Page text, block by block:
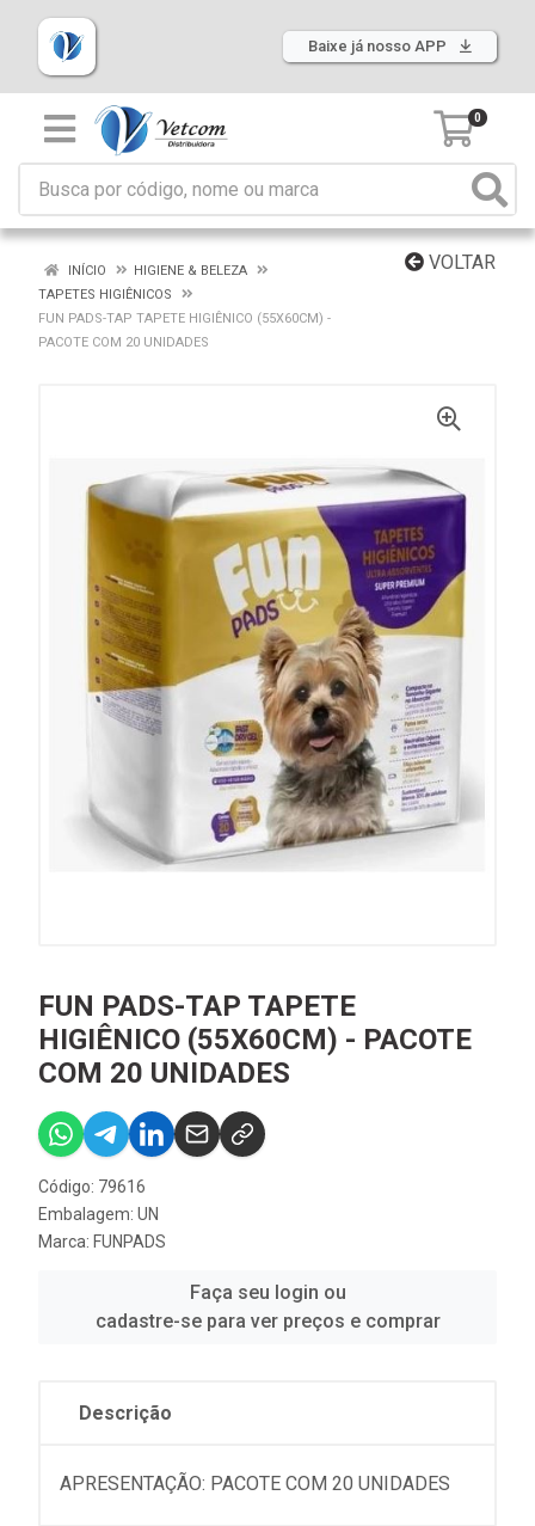
Baixe já nosso APP
0
VOLTAR
INÍCIO
HIGIENE & BELEZA
TAPETES HIGIÊNICOS
FUN PADS-TAP TAPETE HIGIÊNICO (55X60CM) -
PACOTE COM 20 UNIDADES
FUN PADS-TAP TAPETE
HIGIÊNICO (55X60CM) - PACOTE
COM 20 UNIDADES
Código: 79616
Embalagem: UN
Marca: FUNPADS
Faça seu login ou
cadastre-se para ver preços e comprar
Descrição
APRESENTAÇÃO: PACOTE COM 20 UNIDADES